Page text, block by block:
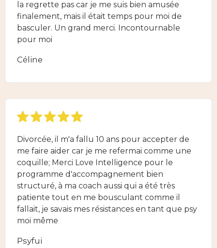
la regrette pas car je me suis bien amusée
finalement, mais il était temps pour moi de
basculer. Un grand merci. Incontournable
pour moi
Céline
Divorcée, il m'a fallu 10 ans pour accepter de
me faire aider car je me refermai comme une
coquille; Merci Love Intelligence pour le
programme d'accompagnement bien
structuré, à ma coach aussi qui a été très
patiente tout en me bousculant comme il
fallait, je savais mes résistances en tant que psy
moi même
Psyfui